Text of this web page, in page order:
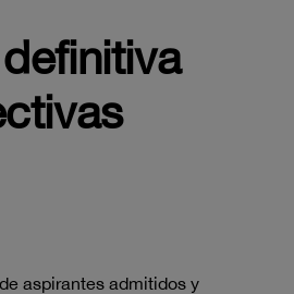
aspirantes admitidos y